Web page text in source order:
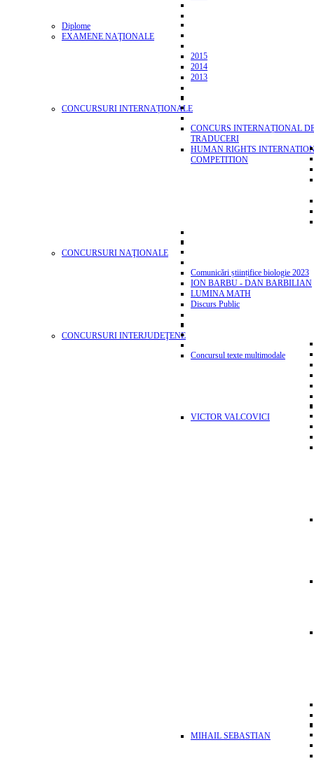
Diplome
EXAMENE NAŢIONALE
2015
2014
2013
CONCURSURI INTERNAȚIONALE
CONCURS INTERNAȚIONAL
TRADUCERI
HUMAN RIGHTS
COMPETITION
CONCURSURI NAŢIONALE
Comunicări științifice biologie 2023
ION BARBU - DAN BARBILIAN
LUMINA MATH
Discurs Public
CONCURSURI INTERJUDEŢENE
Concursul texte multimodale
VICTOR VALCOVICI
MIHAIL SEBASTIAN